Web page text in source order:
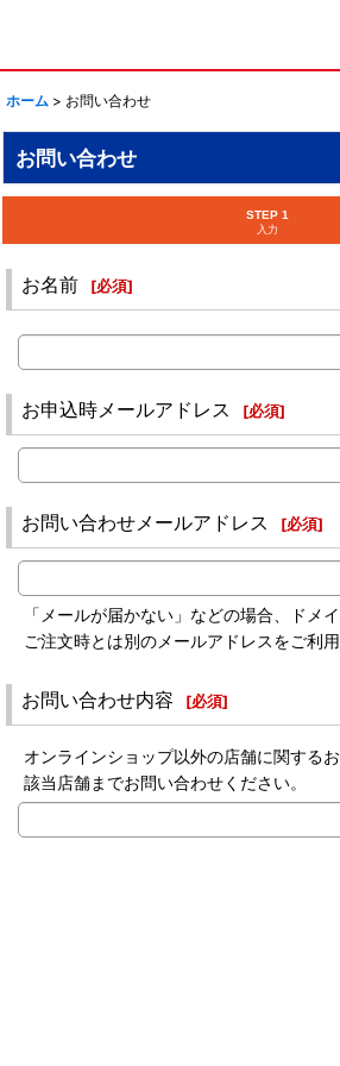
ホーム > お問い合わせ
お問い合わせ
STEP 1
入力
お名前 [必須]
お申込時メールアドレス [必須]
お問い合わせメールアドレス [必須]
「メールが届かない」などの場合、ド
ご注文時とは別のメールアドレスをご利用
お問い合わせ内容 [必須]
オンラインショップ以外の店舗に関する
該当店舗までお問い合わせください。